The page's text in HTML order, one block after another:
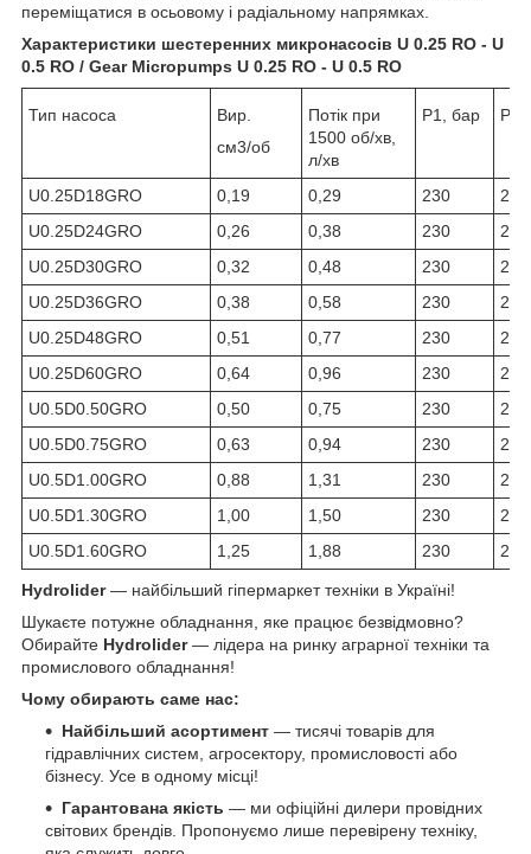
переміщатися в осьовому і радіальному напрямках.
Характеристики шестеренних микронасосів U 0.25 RO - U
0.5 RO / Gear Micropumps U 0.25 RO - U 0.5 RO
Тип насоса
Вир.
см3/об
Потік при
1500 об/хв,
л/хв
Р1, бар Р2,
U0.25D18GRO 0,19 0,29 230
250
U0.25D24GRO
0,26 0,38 230
250
U0.25D30GRO
0,32 0,48 230
250
U0.25D36GRO
0,38 0,58 230
250
U0.25D48GRO
0,51 0,77 230
250
U0.25D60GRO
0,64 0,96 230
250
U0.5D0.50GRO
0,50 0,75 230
250
U0.5D0.75GRO
0,63 0,94 230
250
U0.5D1.00GRO
0,88 1,31 230
250
U0.5D1.30GRO
1,00 1,50 230
250
U0.5D1.60GRO
1,25 1,88 230 250
Hydrolider— найбільший гіпермаркет техніки в Україні!
Шукаєте потужне обладнання, яке працює безвідмовно?
Обирайте Hydrolider— лідера на ринку аграрної техніки та
промислового обладнання!
Чому обирають саме нас:
Найбільший асортимент — тисячі товарів для
гідравлічних систем, агросектору, промисловості або
бізнесу. Усе в одному місці!
Гарантована якість — ми офіційні дилери провідних
світових брендів. Пропонуємо лише перевірену техніку,